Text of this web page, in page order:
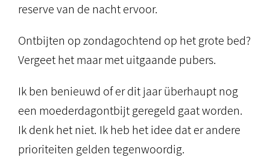
reserve van de nacht ervoor.
Ontbijten op zondagochtend op het grote bed?
Vergeet het maar met uitgaande pubers.
Ik ben benieuwd of er dit jaar überhaupt nog
een moederdagontbijt geregeld gaat worden.
Ik denk het niet. Ik heb het idee dat er andere
prioriteiten gelden tegenwoordig.